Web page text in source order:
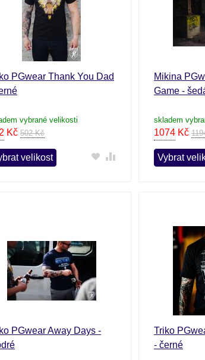
PGwear Thank You Dad
vybrané velikosti
Kč 502 Kč
velikost
Mikina
Game -
skladem
1074Kč
Vybrat
PGwear Away Days -
Triko
- černé